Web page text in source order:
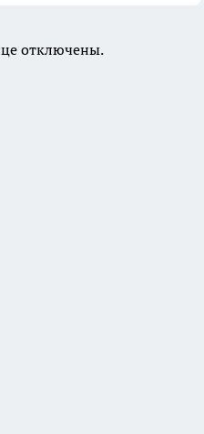
отключены.